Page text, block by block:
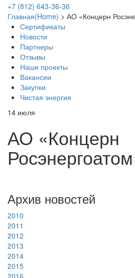
+7 (812) 643-36-36
Главная(Home) > АО «Концерн
Сертификаты
Новости
Партнеры
Отзывы
Наши проекты
Вакансии
Закупки
Чистая энергия
14 июля
АО «Концерн
Архив новостей
2010
2011
2012
2013
2014
2015
2016